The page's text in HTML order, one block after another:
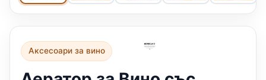
Аксесоари за вино